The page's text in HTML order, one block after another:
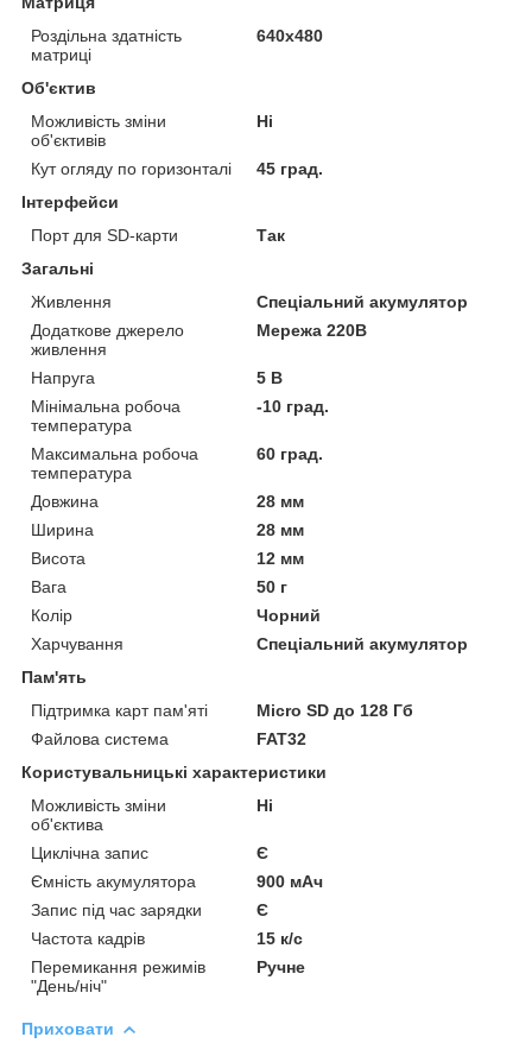
Роздільна здатність
матриці
640x480
Об'єктив
Можливість зміни
об'єктивів
Ні
Кут огляду по горизонталі
45 град.
Інтерфейси
Порт для SD-карти
Так
Загальні
Живлення
Спеціальний акумулятор
Додаткове джерело
живлення
Мережа 220В
Напруга
5 В
Мінімальна робоча
температура
-10 град.
Максимальна робоча
температура
60 град.
Довжина
28 мм
Ширина
28 мм
Висота
12 мм
Вага
50 г
Колір
Чорний
Харчування
Спеціальний акумулятор
Пам'ять
Підтримка карт пам'яті
Micro SD до 128 Гб
Файлова система
FAT32
Користувальницькі характеристики
Можливість зміни
об'єктива
Ні
Циклічна запис
Є
Ємність акумулятора
900 мАч
Запис під час зарядки
Є
Частота кадрів
15 к/с
Перемикання режимів
"День/ніч"
Ручне
Приховати